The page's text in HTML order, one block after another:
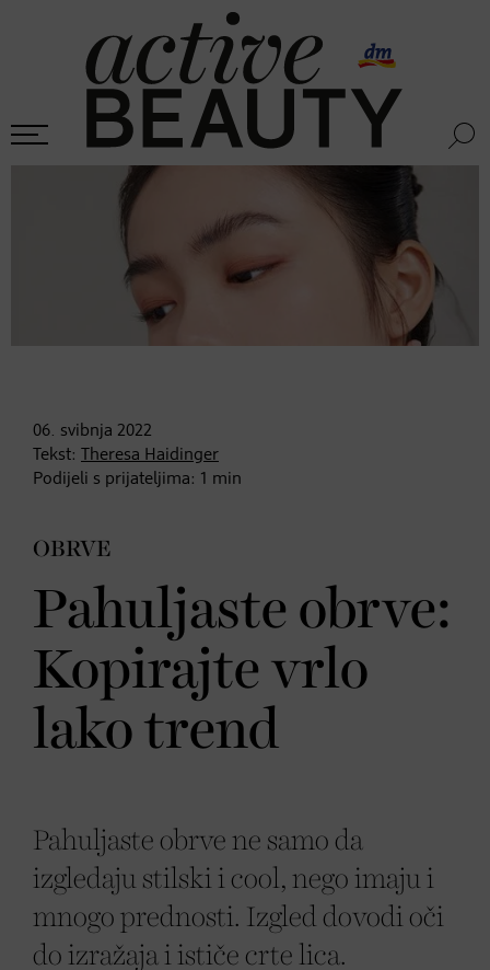
06. svibnja 2022
Tekst:
Theresa Haidinger
Podijeli s prijateljima: 1 min
OBRVE
Pahuljaste obrve:
Kopirajte vrlo
lako trend
Pahuljaste obrve ne samo da
izgledaju stilski i cool, nego imaju i
mnogo prednosti. Izgled dovodi oči
do izražaja i ističe crte lica.